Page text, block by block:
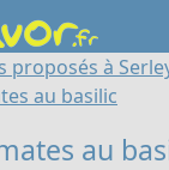
proposés à
au basilic
au